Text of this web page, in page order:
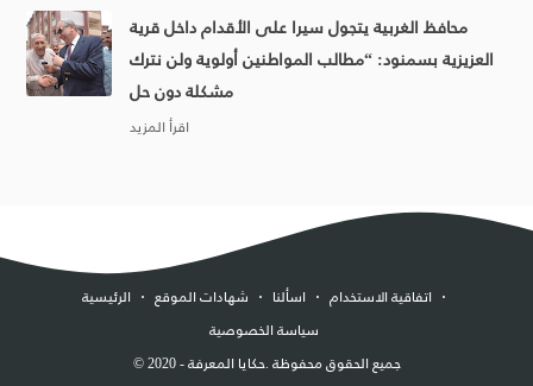
محافظ الغربية يتجول سيرا على الأقدام داخل قرية
العزيزية بسمنود: “مطالب المواطنين أولوية ولن نترك
مشكلة دون حل
الرئيسية شهادات الموقع اسألنا
اتفاقية الاستخدام
سياسة الخصوصية
©2020 -حكايا المعرفة . جميع الحقوق محفوظة